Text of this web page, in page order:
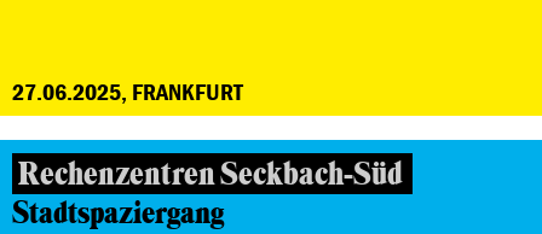
27.06.2025, FRANKFURT
Rechenzentren Seckbach-Süd
Stadtspaziergang